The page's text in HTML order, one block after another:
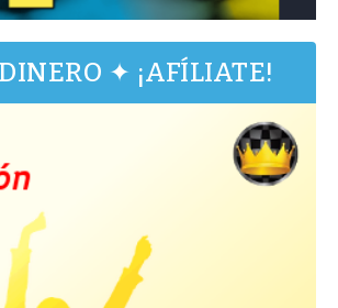
✦ ¡AFÍLIATE!